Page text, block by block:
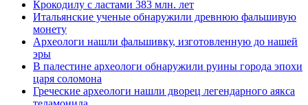
Крокодилу с ластами 383 млн. лет
Итальянские ученые обнаружили древнюю фальшивую
монету
Археологи нашли фальшивку, изготовленную до нашей
эры
В палестине археологи обнаружили руины города эпохи
царя соломона
Греческие археологи нашли дворец легендарного аякса